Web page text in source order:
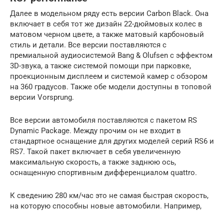
Далее в модельном ряду есть версии Carbon Black. Она
включает в себя тот же дизайн 22-дюймовых колес в
матовом черном цвете, а также матовый карбоновый
стиль и детали. Все версии поставляются с
премиальной аудиосистемой Bang & Olufsen с эффектом
3D-звука, а также системой помощи при парковке,
проекционным дисплеем и системой камер с обзором
на 360 градусов. Также обе модели доступны в топовой
версии Vorsprung.
Все версии автомобиля поставляются с пакетом RS
Dynamic Package. Между прочим он не входит в
стандартное оснащение для других моделей серий RS6 и
RS7. Такой пакет включает в себя увеличенную
максимальную скорость, а также заднюю ось,
оснащенную спортивным дифференциалом quattro.
К сведению 280 км/час это не самая быстрая скорость,
на которую способны новые автомобили. Например,